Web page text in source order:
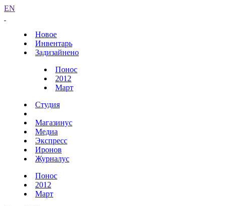
EN
Новое
Инвентарь
Задизайнено
Понос
2012
Март
Студия
Магазинус
Медиа
Экспресс
Иронов
Журналус
Понос
2012
Март